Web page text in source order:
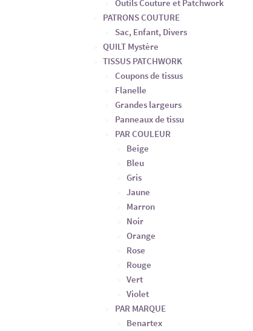
Outils Couture et Patchwork
PATRONS COUTURE
Sac, Enfant, Divers
QUILT Mystère
TISSUS PATCHWORK
Coupons de tissus
Flanelle
Grandes largeurs
Panneaux de tissu
PAR COULEUR
Beige
Bleu
Gris
Jaune
Marron
Noir
Orange
Rose
Rouge
Vert
Violet
PAR MARQUE
Benartex